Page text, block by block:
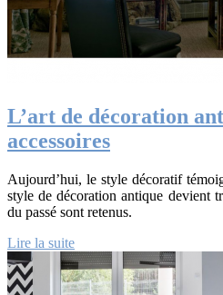
L’art de décoration
accessoires
Aujourd’hui, le style décoratif
style de décoration antique devient
du passé sont retenus.
Lire la suite